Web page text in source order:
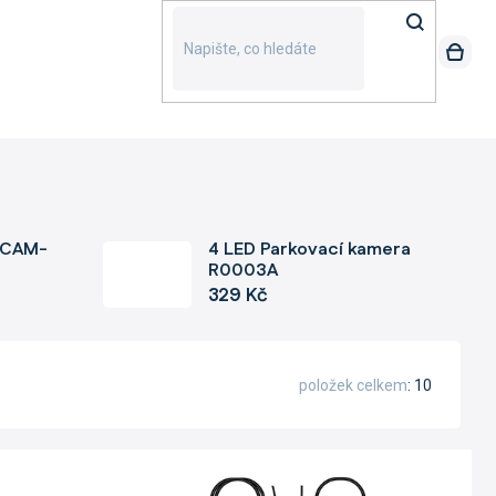
4 LED Parkovací kamera
R0003A
329 Kč
10
položek celkem